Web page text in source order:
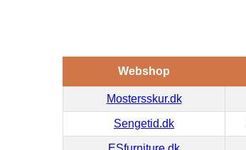
Webshop
Mostersskur.dk
Sengetid.dk